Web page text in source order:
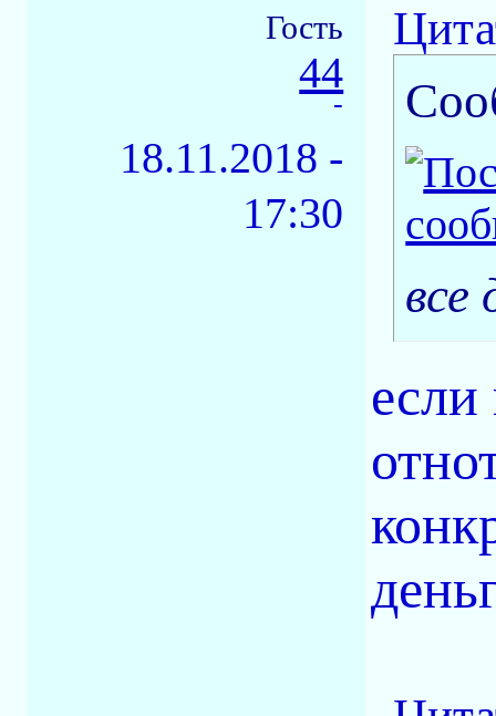
Гость
44
-
18.11.2018 -
17:30
все